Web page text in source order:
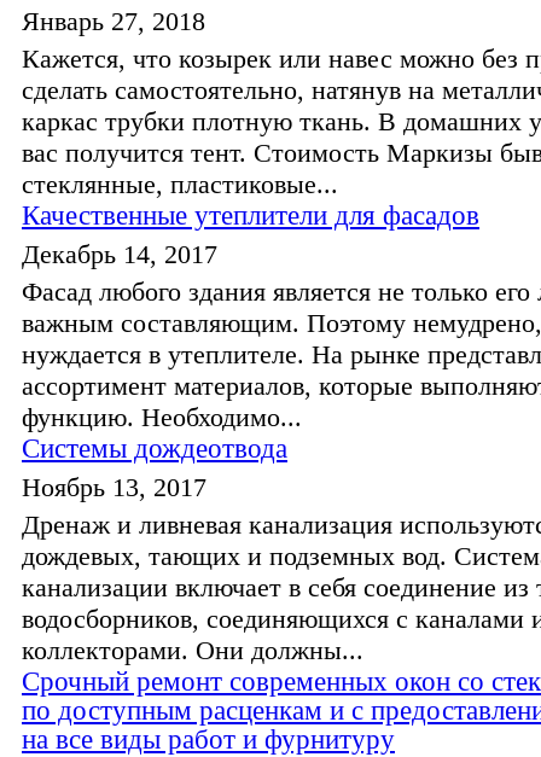
Январь 27, 2018
Кажется, что козырек или навес можно без
сделать самостоятельно, натянув на
каркас трубки плотную ткань. В домашних
вас получится тент. Стоимость Маркизы
стеклянные, пластиковые...
Качественные утеплители для фасадов
Декабрь 14, 2017
Фасад любого здания является не только
важным составляющим. Поэтому
нуждается в утеплителе. На рынке
ассортимент материалов, которые
функцию. Необходимо...
Системы дождеотвода
Ноябрь 13, 2017
Дренаж и ливневая канализация
дождевых, тающих и подземных вод.
канализации включает в себя соединение из
водосборников, соединяющихся с каналами
коллекторами. Они должны...
Срочный ремонт современных окон со
по доступным расценкам и с
на все виды работ и фурнитуру